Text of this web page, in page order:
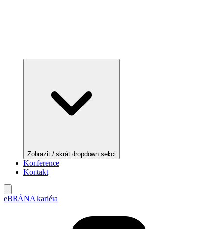
Zobrazit / skrát dropdown sekci
Konference
Kontakt
eBRÁNA kariéra